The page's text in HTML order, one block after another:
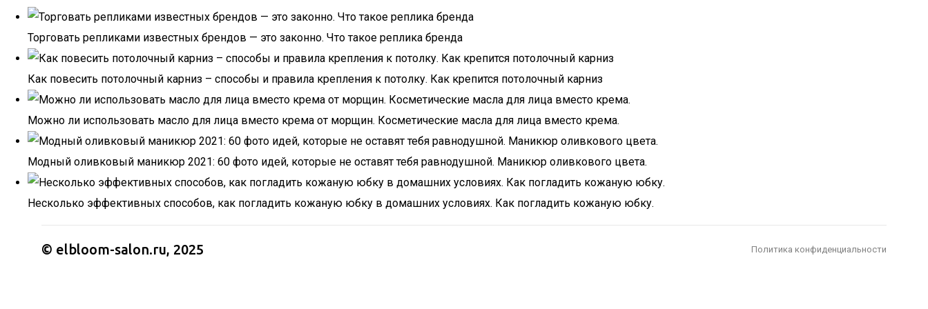
Торговать репликами известных брендов — это законно. Что такое реплика бренда
Как повесить потолочный карниз – способы и правила крепления к потолку. Как крепится потолочный карниз
Можно ли использовать масло для лица вместо крема от морщин. Косметические масла для лица вместо крема.
Модный оливковый маникюр 2021: 60 фото идей, которые не оставят тебя равнодушной. Маникюр оливкового цвета.
Несколько эффективных способов, как погладить кожаную юбку в домашних условиях. Как погладить кожаную юбку.
© elbloom-salon.ru, 2025 Политика конфиденциальности